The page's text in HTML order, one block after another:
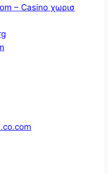
– Casino χωρισ